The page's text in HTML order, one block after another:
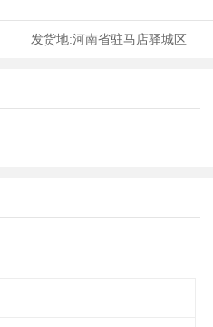
发货地:河南省驻马店驿城区